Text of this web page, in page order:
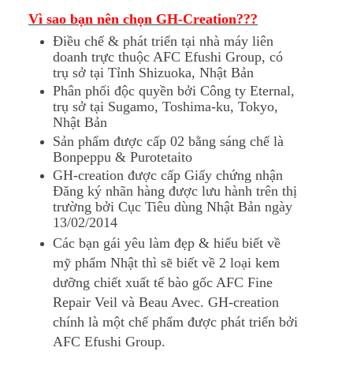
Vì sao bạn nên chọn GH-Creation???
Điều chế & phát triển tại nhà máy liên
doanh trực thuộc AFC Efushi Group, có
trụ sở tại Tỉnh Shizuoka, Nhật Bản
Phân phối độc quyền bởi Công ty Eternal,
trụ sở tại Sugamo, Toshima-ku, Tokyo,
Nhật Bản
Sản phẩm được cấp 02 bằng sáng chế là
Bonpeppu & Purotetaito
GH-creation được cấp Giấy chứng nhận
Đăng ký nhãn hàng được lưu hành trên thị
trường bởi Cục Tiêu dùng Nhật Bản ngày
13/02/2014
Các bạn gái yêu làm đẹp & hiểu biết về
mỹ phẩm Nhật thì sẽ biết về 2 loại kem
dưỡng chiết xuất tế bào gốc AFC Fine
Repair Veil và Beau Avec. GH-creation
chính là một chế phẩm được phát triển bởi
AFC Efushi Group.